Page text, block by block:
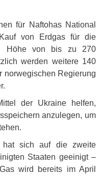
für Naftohas National
von Erdgas für die
Höhe von bis zu 270
werden weitere 140
norwegischen Regierung
der Ukraine helfen,
anzulegen, um
sich auf die zweite
Staaten geeinigt –
wird bereits im April